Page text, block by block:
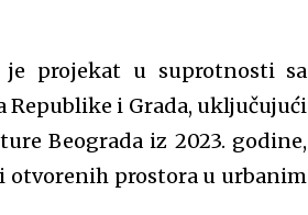
projekat u suprotnosti sa
i Grada, uključujući
Beograda iz 2023. godine,
otvorenih prostora u urbanim